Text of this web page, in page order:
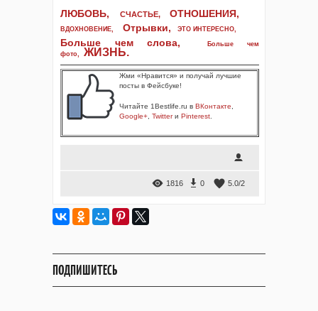
ЛЮБОВЬ, СЧАСТЬЕ, ОТНОШЕНИЯ,
ВДОХНОВЕНИЕ, Отрывки, ЭТО ИНТЕРЕСНО,
Больше чем слова,
Больше чем
фото, ЖИЗНЬ.
Жми «Нравится» и получай лучшие
посты в Фейсбуке!
Читайте 1Bestlife.ru в ВКонтакте
Google+ Twitterи Pinterest
1816 0 5.0/2
ПОДПИШИТЕСЬ